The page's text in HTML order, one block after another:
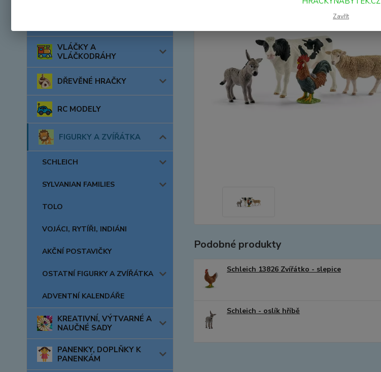
VLÁČKY A
VLÁČKODRÁHY
DŘEVĚNÉ HRAČKY
RC MODELY
FIGURKY A ZVÍŘÁTKA
SCHLEICH
SYLVANIAN FAMILIES
TOLO
VOJÁCI, RYTÍŘI, INDIÁNI
AKČNÍ POSTAVIČKY
OSTATNÍ FIGURKY A ZVÍŘÁTKA
ADVENTNÍ KALENDÁŘE
KREATIVNÍ, VÝTVARNÉ A
NAUČNÉ SADY
PANENKY, DOPLŇKY K
PANENKÁM
Podobné produkty
Schleich 13826 Zvířátko - slepice
Schleich - oslík hříbě
Zavřít